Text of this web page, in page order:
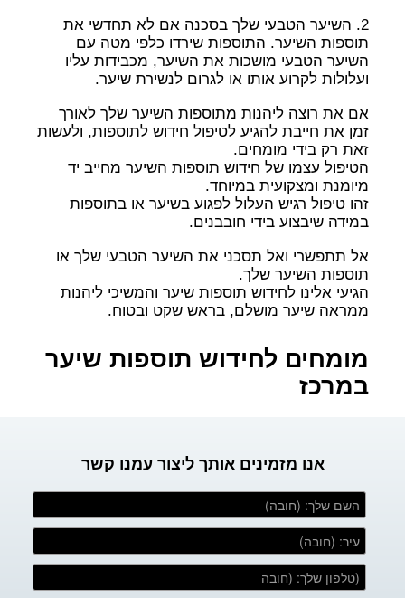
2. השיער הטבעי שלך בסכנה אם לא תחדשי את
תוספות השיער. התוספות שירדו כלפי מטה עם
השיער הטבעי מושכות את השיער, מכבידות עליו
ועלולות לקרוע אותו או לגרום לנשירת שיער.
אם את רוצה ליהנות מתוספות השיער שלך לאורך
זמן את חייבת להגיע לטיפול חידוש לתוספות, ולעשות
זאת רק בידי מומחים.
הטיפול עצמו של חידוש תוספות השיער מחייב יד
מיומנת ומצקועית במיוחד.
זהו טיפול רגיש העלול לפגוע בשיער או בתוספות
במידה שיבצוע בידי חובבנים.
אל תתפשרי ואל תסכני את השיער הטבעי שלך או
תוספות השיער שלך.
הגיעי אלינו לחידוש תוספות שיער והמשיכי ליהנות
ממראה שיער מושלם, בראש שקט ובטוח.
מומחים לחידוש תוספות שיער
במרכז
אנו מזמינים אותך ליצור עמנו קשר